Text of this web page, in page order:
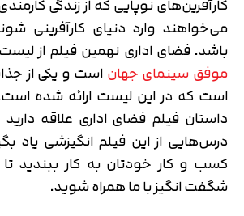
می‌خواهند وارد دنیای کارآفرینی
باشد. فضای اداری نهمین فیلم از لیست
موفق سینمای جهاناست و یکی از
است که در این لیست ارائه شده
داستان فیلم فضای اداری علاقه
درس‌هایی از این فیلم انگیزشی یاد
کسب و کار خودتان به کار ببندید تا
شگفت انگیز با ما همراه شوید.